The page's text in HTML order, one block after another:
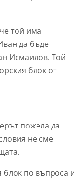
той има
да бъде
Исмаилов. Той
блок от
пожела да
не сме
блок по въпроса и